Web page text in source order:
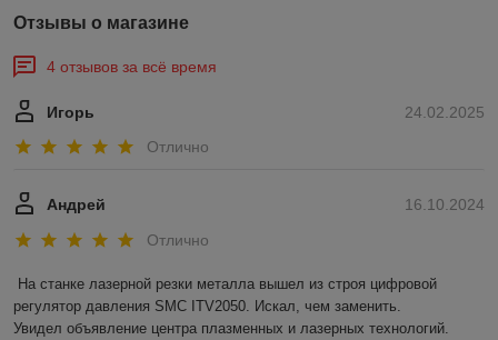
Отзывы о магазине
4 отзывов за всё время
24.02.2025
Игорь
Отлично
16.10.2024
Андрей
Отлично
На станке лазерной резки металла вышел из строя цифровой
регулятор давления SMC ITV2050. Искал, чем заменить.
Увидел объявление центра плазменных и лазерных технологий.